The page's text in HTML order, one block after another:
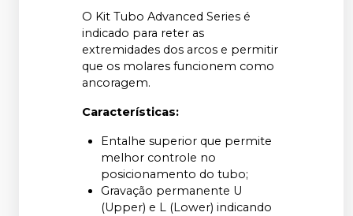
O Kit Tubo Advanced Series é
indicado para reter as
extremidades dos arcos e permitir
que os molares funcionem como
ancoragem.
Características:
Entalhe superior que permite
melhor controle no
posicionamento do tubo;
Gravação permanente U
(Upper) e L (Lower) indicando